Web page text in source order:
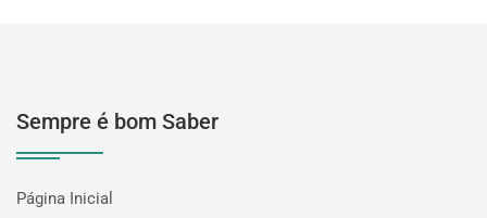
Sempre é bom Saber
Página Inicial